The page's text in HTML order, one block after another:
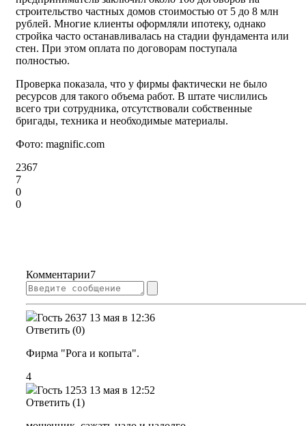
строительство частных домов стоимостью от 5 до 8 млн
рублей. Многие клиенты оформляли ипотеку, однако
стройка часто останавливалась на стадии фундамента или
стен. При этом оплата по договорам поступала
полностью.
Проверка показала, что у фирмы фактически не было
ресурсов для такого объема работ. В штате числились
всего три сотрудника, отсутствовали собственные
бригады, техника и необходимые материалы.
Фото: magnific.com
2367
7
0
0
Комментарии7
Гость 2637 13 мая в 12:36
Ответить (0)
Фирма "Рога и копыта".
4
Гость 1253 13 мая в 12:52
Ответить (1)